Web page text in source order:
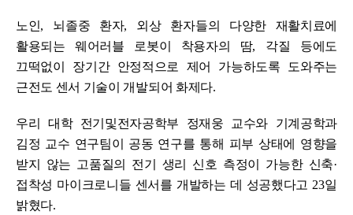
노인, 뇌졸중 환자, 외상 환자들의 다양한 재활치료에
활용되는 웨어러블 로봇이 착용자의 땀, 각질 등에도
끄떡없이 장기간 안정적으로 제어 가능하도록 도와주는
근전도 센서 기술이 개발되어 화제다.
우리 대학 전기및전자공학부 정재웅 교수와 기계공학과
김정 교수 연구팀이 공동 연구를 통해 피부 상태에 영향을
받지 않는 고품질의 전기 생리 신호 측정이 가능한 신축·
접착성 마이크로니들 센서를 개발하는 데 성공했다고 23일
밝혔다.